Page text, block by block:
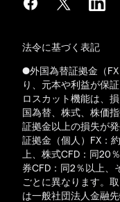
法令に基づく表記
●外国為替証拠金（
り、元本や利益が保
ロスカット機能は、
国為替、株式、株価
証拠金以上の損失が
証拠金（個人）FX：
上、株式CFD：同20
券CFD：同2％以上、
ごとに異なります。
は一般社団法人金融